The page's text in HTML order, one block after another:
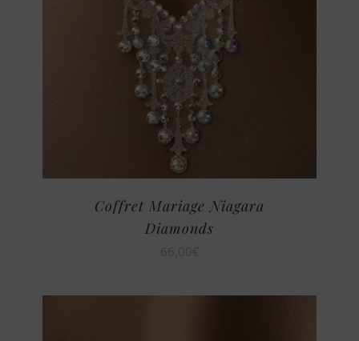
Coffret Mariage Niagara
Diamonds
66,00€